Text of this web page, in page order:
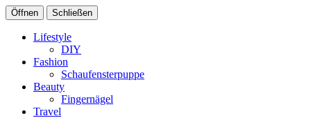
Öffnen Schließen
Lifestyle
DIY
Fashion
Schaufensterpuppe
Beauty
Fingernägel
Travel